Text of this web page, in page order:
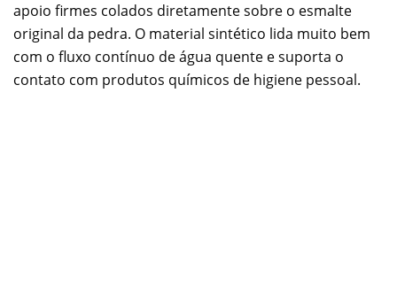
apoio firmes colados diretamente sobre o esmalte
original da pedra. O material sintético lida muito bem
com o fluxo contínuo de água quente e suporta o
contato com produtos químicos de higiene pessoal.